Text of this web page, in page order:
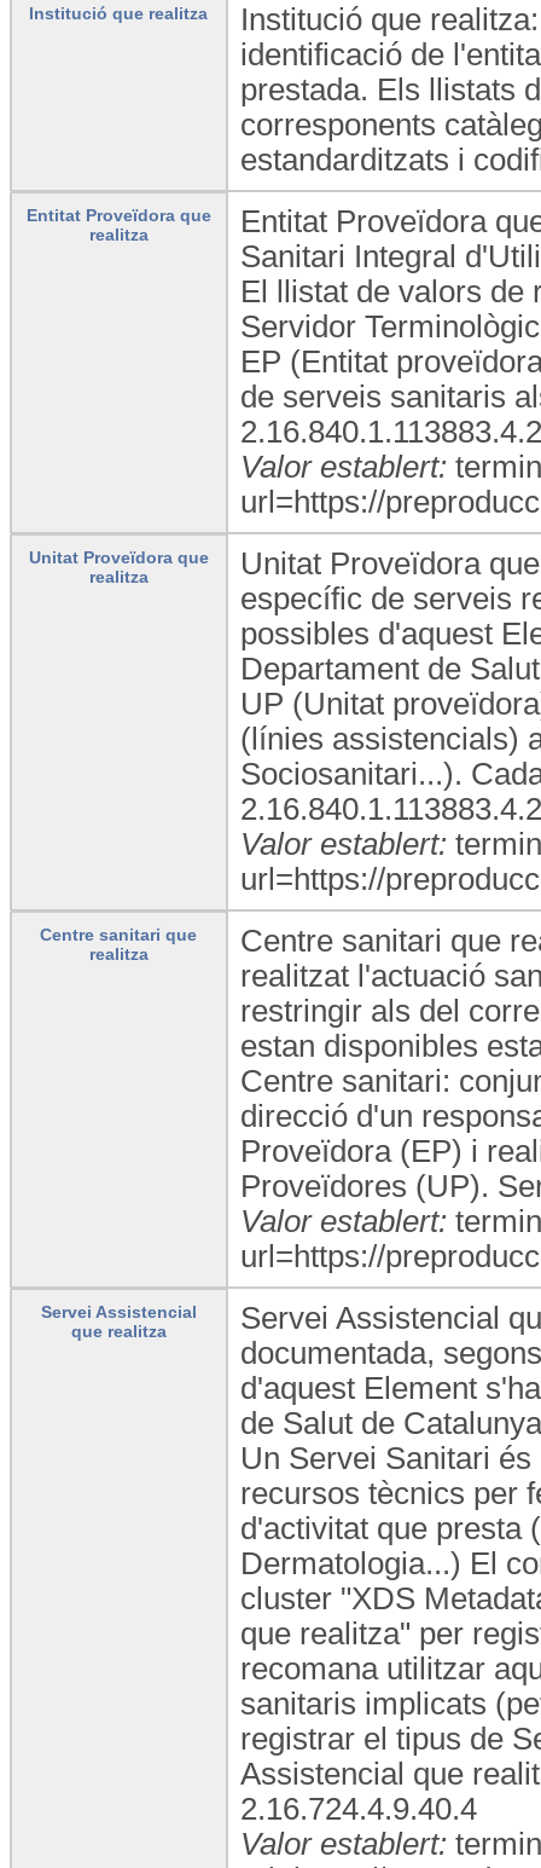
Institució que realitza
Institució que
identificació de
prestada. Els llistats
corresponents
estandarditzats i
Entitat Proveïdora que
realitza
Entitat Proveïdora
Sanitari Integral
El llistat de valors de
Servidor
EP (Entitat
de serveis sanitaris
Valor establert:
url=https://
Unitat Proveïdora que
realitza
Unitat Proveïdora
específic de serveis
possibles d'aquest
Departament de
UP (Unitat
(línies assistencials)
Sociosanitari...).
Valor establert:
url=https://
Centre sanitari que
realitza
Centre sanitari que
realitzat l'actuació
restringir als del
estan disponibles
Centre sanitari:
direcció d'un
Proveïdora (EP) i
Proveïdores (UP).
Valor establert:
url=https://
Servei Assistencial
que realitza
Servei Assistencial
documentada,
d'aquest Element
de Salut de
Un Servei Sanitari
recursos tècnics per
d'activitat que presta
Dermatologia...) El
cluster "XDS
que realitza" per
recomana utilitzar
sanitaris implicats
registrar el tipus de
Assistencial que
2.16.724.4.9.40.4
Valor establert: